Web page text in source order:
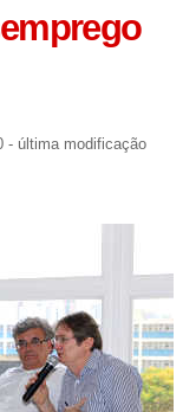
- última modificação